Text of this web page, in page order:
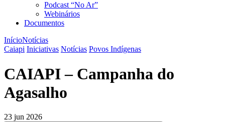
Podcast “No Ar”
Webinários
Documentos
InícioNotícias
Caiapi Iniciativas Notícias Povos Indígenas
CAIAPI – Campanha do
Agasalho
23 jun 2026